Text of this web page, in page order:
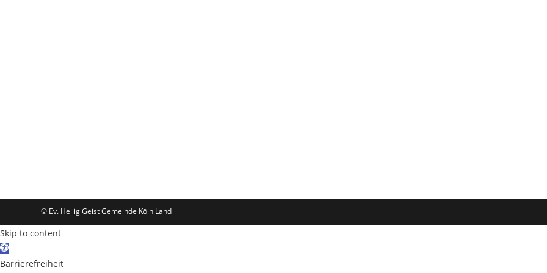
© Ev. Heilig Geist Gemeinde Köln Land
Skip to content
Open toolbar
Barrierefreiheit